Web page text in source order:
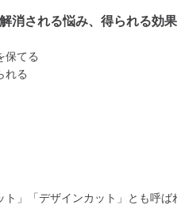
消される悩み、得られる効
保てる
れる
」「デザインカット」とも呼ば